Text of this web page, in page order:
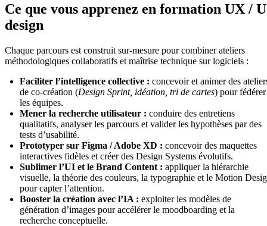
Ce que vous apprenez en formation UX /
design
Chaque parcours est construit sur-mesure pour combiner ateliers
méthodologiques collaboratifs et maîtrise technique sur logiciels :
Faciliter l’intelligence collective : concevoir et animer des
de co-création (Design Sprint, idéation, tri de cartes) pour fédérer
les équipes.
Mener la recherche utilisateur : conduire des entretiens
qualitatifs, analyser les parcours et valider les hypothèses par des
tests d’usabilité.
Prototyper sur Figma / Adobe XD : concevoir des maquettes
interactives fidèles et créer des Design Systems évolutifs.
Sublimer l’UI et le Brand Content : appliquer la hiérarchie
visuelle, la théorie des couleurs, la typographie et le Motion
pour capter l’attention.
Booster la création avec l’IA : exploiter les modèles de
génération d’images pour accélérer le moodboarding et la
recherche conceptuelle.